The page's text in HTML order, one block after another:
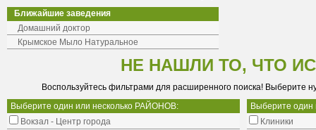
Ближайшие заведения
Домашний доктор
Крымское Мыло Натуральное
НЕ НАШЛИ ТО, ЧТО
Воспользуйтесь фильтрами для расширенного поиска! Выберите
Выберите один или несколько РАЙОНОВ:
Вокзал - Центр города
Выберите
Клиники